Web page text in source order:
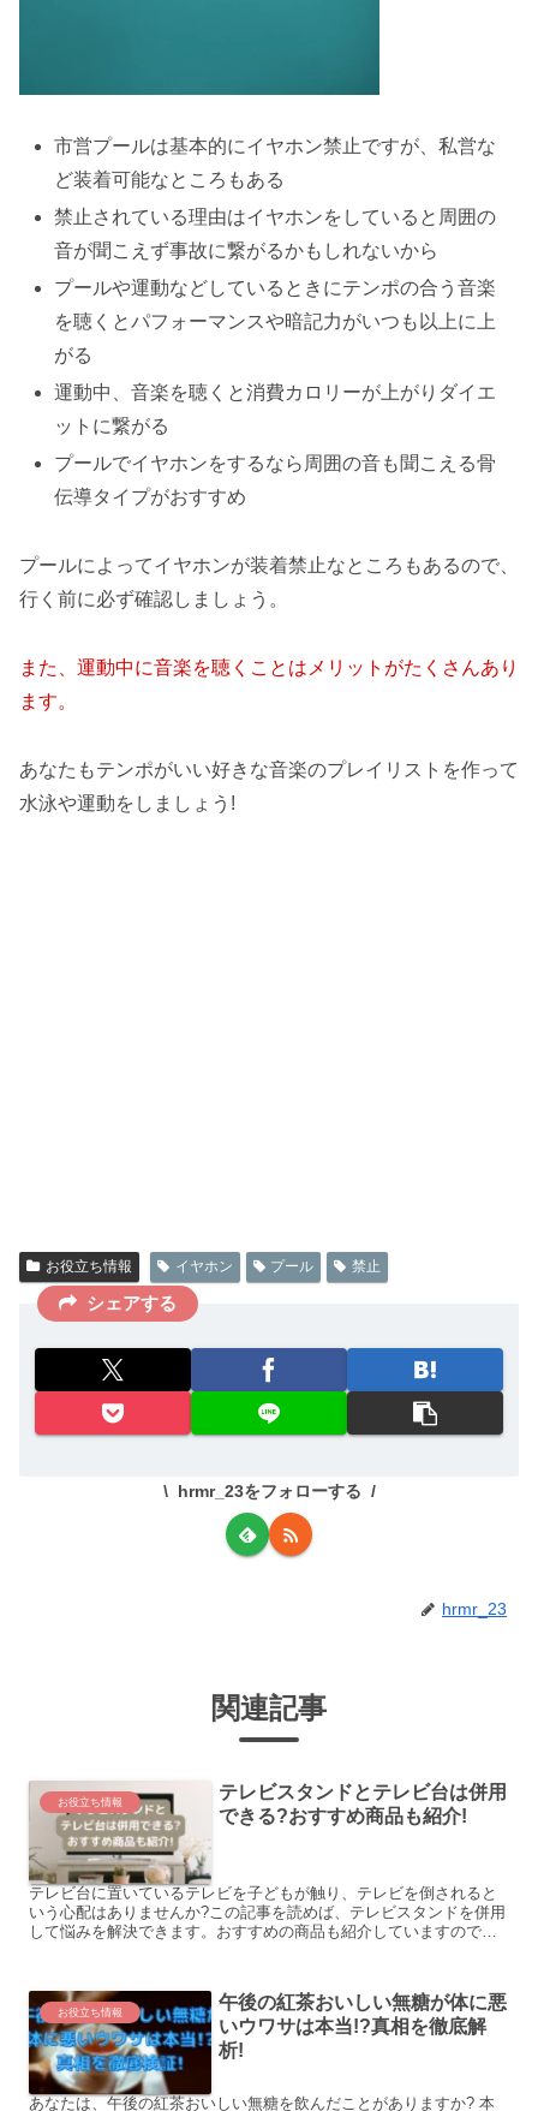
市営プールは基本的にイヤホン禁止ですが、私営な
ど装着可能なところもある
禁止されている理由はイヤホンをしていると周囲の
音が聞こえず事故に繋がるかもしれないから
プールや運動などしているときにテンポの合う音楽
を聴くとパフォーマンスや暗記力がいつも以上に上
がる
運動中、音楽を聴くと消費カロリーが上がりダイエ
ットに繋がる
プールでイヤホンをするなら周囲の音も聞こえる骨
伝導タイプがおすすめ
プールによってイヤホンが装着禁止なところもあるので、
行く前に必ず確認しましょう。
また、運動中に音楽を聴くことはメリットがたくさんあり
ます。
あなたもテンポがいい好きな音楽のプレイリストを作って
水泳や運動をしましょう!
お役立ち情報 イヤホン プール 禁止
シェアする
hrmr_23をフォローする
hrmr_23
関連記事
お役立ち情報
テレビスタンドとテレビ台は併用
できる?おすすめ商品も紹介!
テレビ台に置いているテレビを子どもが触り、テレビを倒されると
いう心配はありませんか?この記事を読めば、テレビスタンドを併用
して悩みを解決できます。おすすめの商品も紹介していますので、
お役立ち情報
午後の紅茶おいしい無糖が体に悪
いウワサは本当!?真相を徹底解
析!
あなたは、午後の紅茶おいしい無糖を飲んだことがありますか? 本